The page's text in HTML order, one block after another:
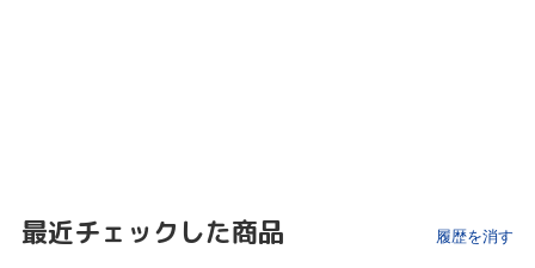
最近チェックした商品 履歴を消す